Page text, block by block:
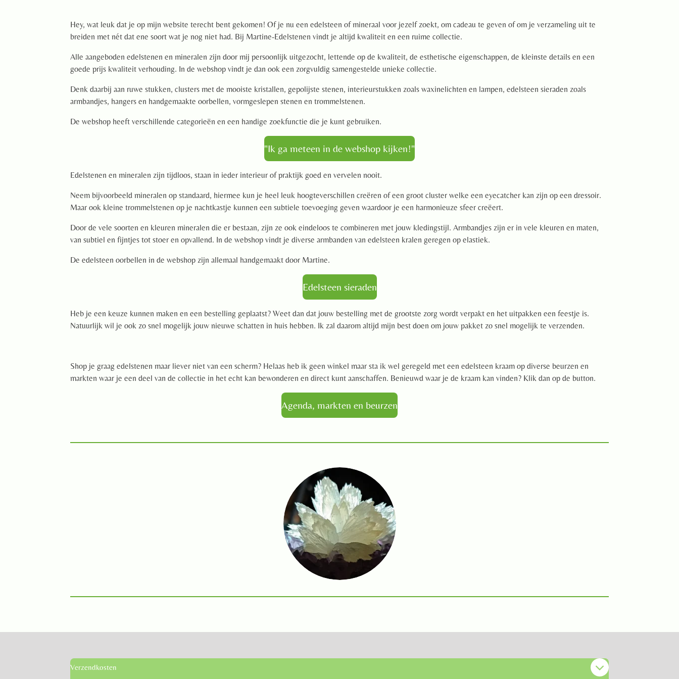
Hey, wat leuk dat je op mijn website terecht bent gekomen! Of je nu een edelsteen of mineraal voor jezelf zoekt, om cadeau te geven of om je verzameling uit te
breiden met nét dat ene soort wat je nog niet had. Bij Martine-Edelstenen vindt je altijd kwaliteit en een ruime collectie.
Alle aangeboden edelstenen en mineralen zijn door mij persoonlijk uitgezocht, lettende op de kwaliteit, de esthetische eigenschappen, de kleinste details en een
goede prijs kwaliteit verhouding. In de webshop vindt je dan ook een zorgvuldig samengestelde unieke collectie.
Denk daarbij aan ruwe stukken, clusters met de mooiste kristallen, gepolijste stenen, interieurstukken zoals waxinelichten en lampen, edelsteen sieraden zoals
armbandjes, hangers en handgemaakte oorbellen, vormgeslepen stenen en trommelstenen.
De webshop heeft verschillende categorieën en een handige zoekfunctie die je kunt gebruiken.
"Ik ga meteen in de webshop kijken!"
Edelstenen en mineralen zijn tijdloos, staan in ieder interieur of praktijk goed en vervelen nooit.
Neem bijvoorbeeld mineralen op standaard, hiermee kun je heel leuk hoogteverschillen creëren of een groot cluster welke een eyecatcher kan zijn op een dressoir.
Maar ook kleine trommelstenen op je nachtkastje kunnen een subtiele toevoeging geven waardoor je een harmonieuze sfeer creëert.
Door de vele soorten en kleuren mineralen die er bestaan, zijn ze ook eindeloos te combineren met jouw kledingstijl. Armbandjes zijn er in vele kleuren en maten,
van subtiel en fijntjes tot stoer en opvallend. In de webshop vindt je diverse armbanden van edelsteen kralen geregen op elastiek.
De edelsteen oorbellen in de webshop zijn allemaal handgemaakt door Martine.
Edelsteen sieraden
Heb je een keuze kunnen maken en een bestelling geplaatst? Weet dan dat jouw bestelling met de grootste zorg wordt verpakt en het uitpakken een feestje is.
Natuurlijk wil je ook zo snel mogelijk jouw nieuwe schatten in huis hebben. Ik zal daarom altijd mijn best doen om jouw pakket zo snel mogelijk te verzenden.
Shop je graag edelstenen maar liever niet van een scherm? Helaas heb ik geen winkel maar sta ik wel geregeld met een edelsteen kraam op diverse beurzen en
markten waar je een deel van de collectie in het echt kan bewonderen en direct kunt aanschaffen. Benieuwd waar je de kraam kan vinden? Klik dan op de button.
Agenda, markten en beurzen
Verzendkosten